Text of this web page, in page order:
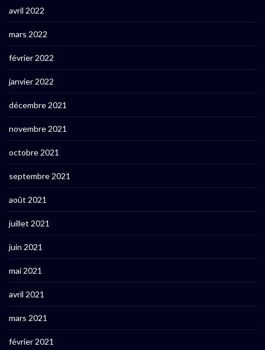
avril 2022
mars 2022
février 2022
janvier 2022
décembre 2021
novembre 2021
octobre 2021
septembre 2021
août 2021
juillet 2021
juin 2021
mai 2021
avril 2021
mars 2021
février 2021